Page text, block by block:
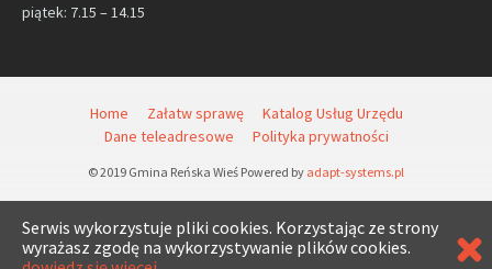
piątek: 7.15 – 14.15
Home Załatw sprawę
Katalog Usług Urzędu
Dane teleadresowe
Polityka prywatności
© 2019 Gmina Reńska Wieś Powered by adapt-systems.pl
Serwis wykorzystuje pliki cookies. Korzystając ze strony
wyrażasz zgodę na wykorzystywanie plików cookies.